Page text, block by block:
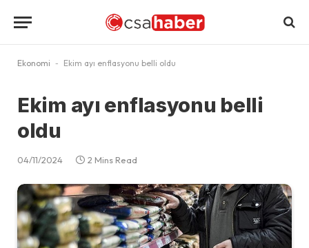
Ekonomi - Ekim ayı enflasyonu belli oldu
Ekim ayı enflasyonu belli
oldu
04/11/2024 2 Mins Read